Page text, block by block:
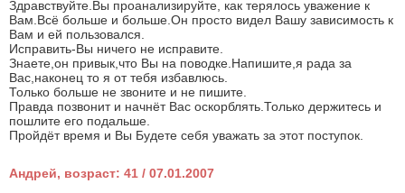
Здравствуйте.Вы проанализируйте, как терялось уважение к
Вам.Всё больше и больше.Он просто видел Вашу зависимость к
Вам и ей пользовался.
Исправить-Вы ничего не исправите.
Знаете,он привык,что Вы на поводке.Напишите,я рада за
Вас,наконец то я от тебя избавлюсь.
Только больше не звоните и не пишите.
Правда позвонит и начнёт Вас оскорблять.Только держитесь и
пошлите его подальше.
Пройдёт время и Вы Будете себя уважать за этот поступок.
Андрей, возраст: 41 / 07.01.2007